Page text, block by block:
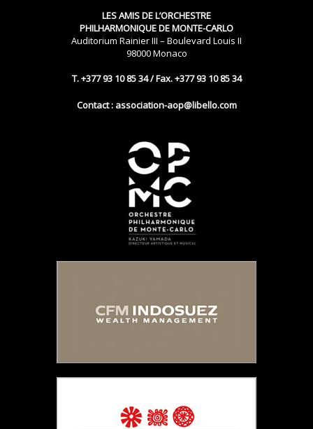
LES AMIS DE L’ORCHESTRE
PHILHARMONIQUE DE MONTE-CARLO
Auditorium Rainier III – Boulevard Louis II
98000 Monaco
T. +377 93 10 85 34 / Fax. +377 93 10 85 34
Contact : association-aop@libello.com